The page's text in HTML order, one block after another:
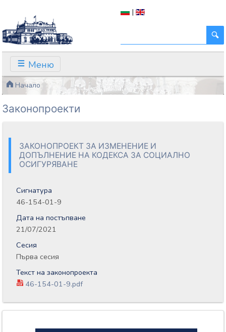
|
Меню
Начало
Законопроекти
ЗАКОНОПРОЕКТ ЗА ИЗМЕНЕНИЕ И
ДОПЪЛНЕНИЕ НА КОДЕКСА ЗА СОЦИАЛНО
ОСИГУРЯВАНЕ
Сигнатура
46-154-01-9
Дата на постъпване
21/07/2021
Сесия
Първа сесия
Текст на законопроекта
46-154-01-9.pdf